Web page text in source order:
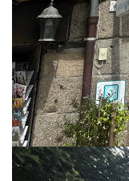
création de
À l'extérieur,
espaces de
Atout majeur :
de-chaussée,
d'un bail
revenu locatif